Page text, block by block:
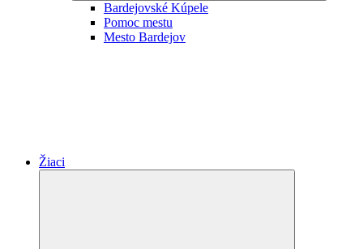
Bardejovské Kúpele
Pomoc mestu
Mesto Bardejov
Žiaci